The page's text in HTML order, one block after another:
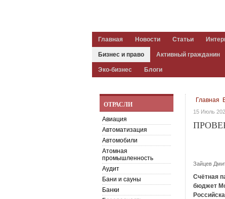
Главная Новости Статьи
Бизнес и право Активный гражданин
Эко-бизнес Блоги
Главная
15 Июль
Зайцев
Счётная
бюджет
ОТРАСЛИ
Авиация
Автоматизация
Автомобили
Атомная
промышленность
Аудит
Бани и сауны
Банки